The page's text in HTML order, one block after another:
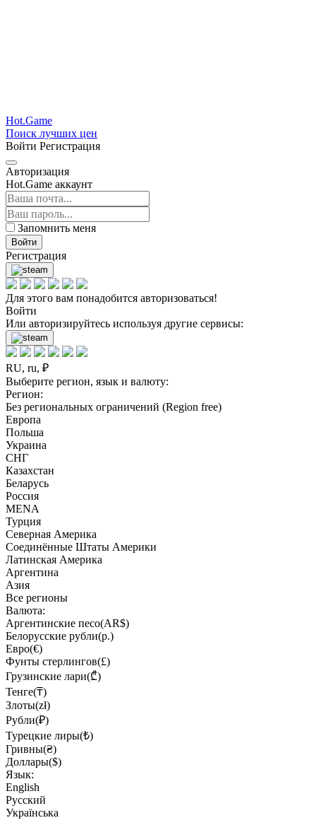
Hot.Game
Поиск лучших цен
Войти Регистрация
Авторизация
Hot.Game аккаунт
Запомнить меня
Войти
Регистрация
Для этого вам понадобится авторизоваться!
Войти
Или авторизируйтесь используя другие сервисы:
RU, ru, ₽
Выберите регион, язык и валюту:
Регион:
Без региональных ограничений (Region free)
Европа
Польша
Украина
СНГ
Казахстан
Беларусь
Россия
MENA
Турция
Северная Америка
Соединённые Штаты Америки
Латинская Америка
Аргентина
Азия
Все регионы
Валюта:
Аргентинские песо(AR$)
Белорусские рубли(р.)
Евро(€)
Фунты стерлингов(£)
Грузинские лари(₾)
Тенге(₸)
Злоты(zł)
Рубли(₽)
Турецкие лиры(₺)
Гривны(₴)
Доллары($)
Язык:
English
Русский
Українська